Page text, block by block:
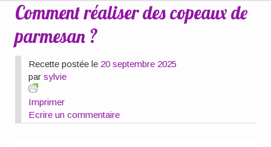
Comment réaliser des copeaux de
parmesan ?
Recette postée le 20 septembre 2025
parsylvie
Imprimer
Ecrire un commentaire